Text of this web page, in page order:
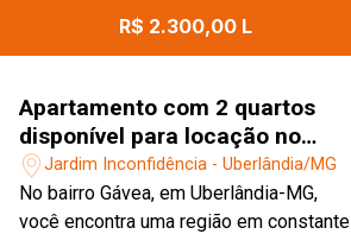
proporcionando mais segurança, lazer e
excelente oportunidade para quem
busca um apartamento mobiliado, bem
localizado e em um condomínio com
ótima infraestrutura. Entre em contato e
agende sua visita!
R$ 2.300,00 L
Apartamento com 2 quartos
disponível para locação no
bairro Jardim Inconfidência em
Uberlândia-MG
Jardim Inconfidência - Uberlândia/MG
No bairro Gávea, em Uberlândia-MG,
você encontra uma região em constante